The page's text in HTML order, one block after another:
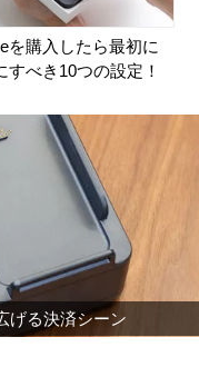
を購入したら最初に
すべき10つの設定！
げる決済シーン